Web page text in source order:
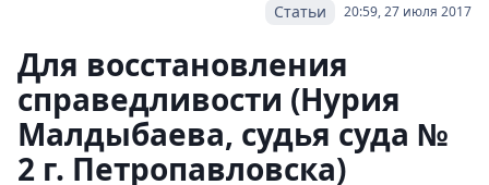
20:59, 27 июля 2017
Статьи
Для восстановления
справедливости (Нурия
Малдыбаева, судья суда №
2 г. Петропавловска)